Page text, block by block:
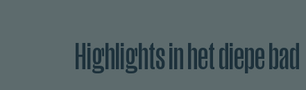
Highlights in het diepe bad